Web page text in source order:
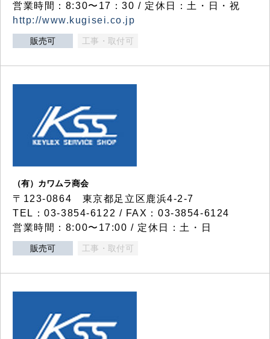
営業時間：8:30〜17：30 / 定休日：土・日・祝
http://www.kugisei.co.jp
販売可 工事・取付可
（有）カワムラ商会
〒123-0864 東京都足立区鹿浜4-2-7
TEL：03-3854-6122 / FAX：03-3854-6124
営業時間：8:00〜17:00 / 定休日：土・日
販売可 工事・取付可